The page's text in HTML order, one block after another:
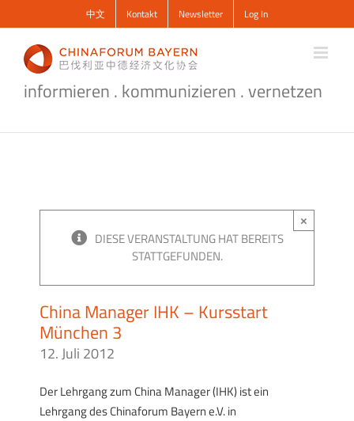
Inhalt
springen
中文 Kontakt Newsletter Log In
informieren . kommunizieren . vernetzen
×
DIESE VERANSTALTUNG HAT BEREITS
STATTGEFUNDEN.
China Manager IHK – Kursstart
München 3
12. Juli 2012
Der Lehrgang zum China Manager (IHK) ist ein
Lehrgang des Chinaforum Bayern e.V. in